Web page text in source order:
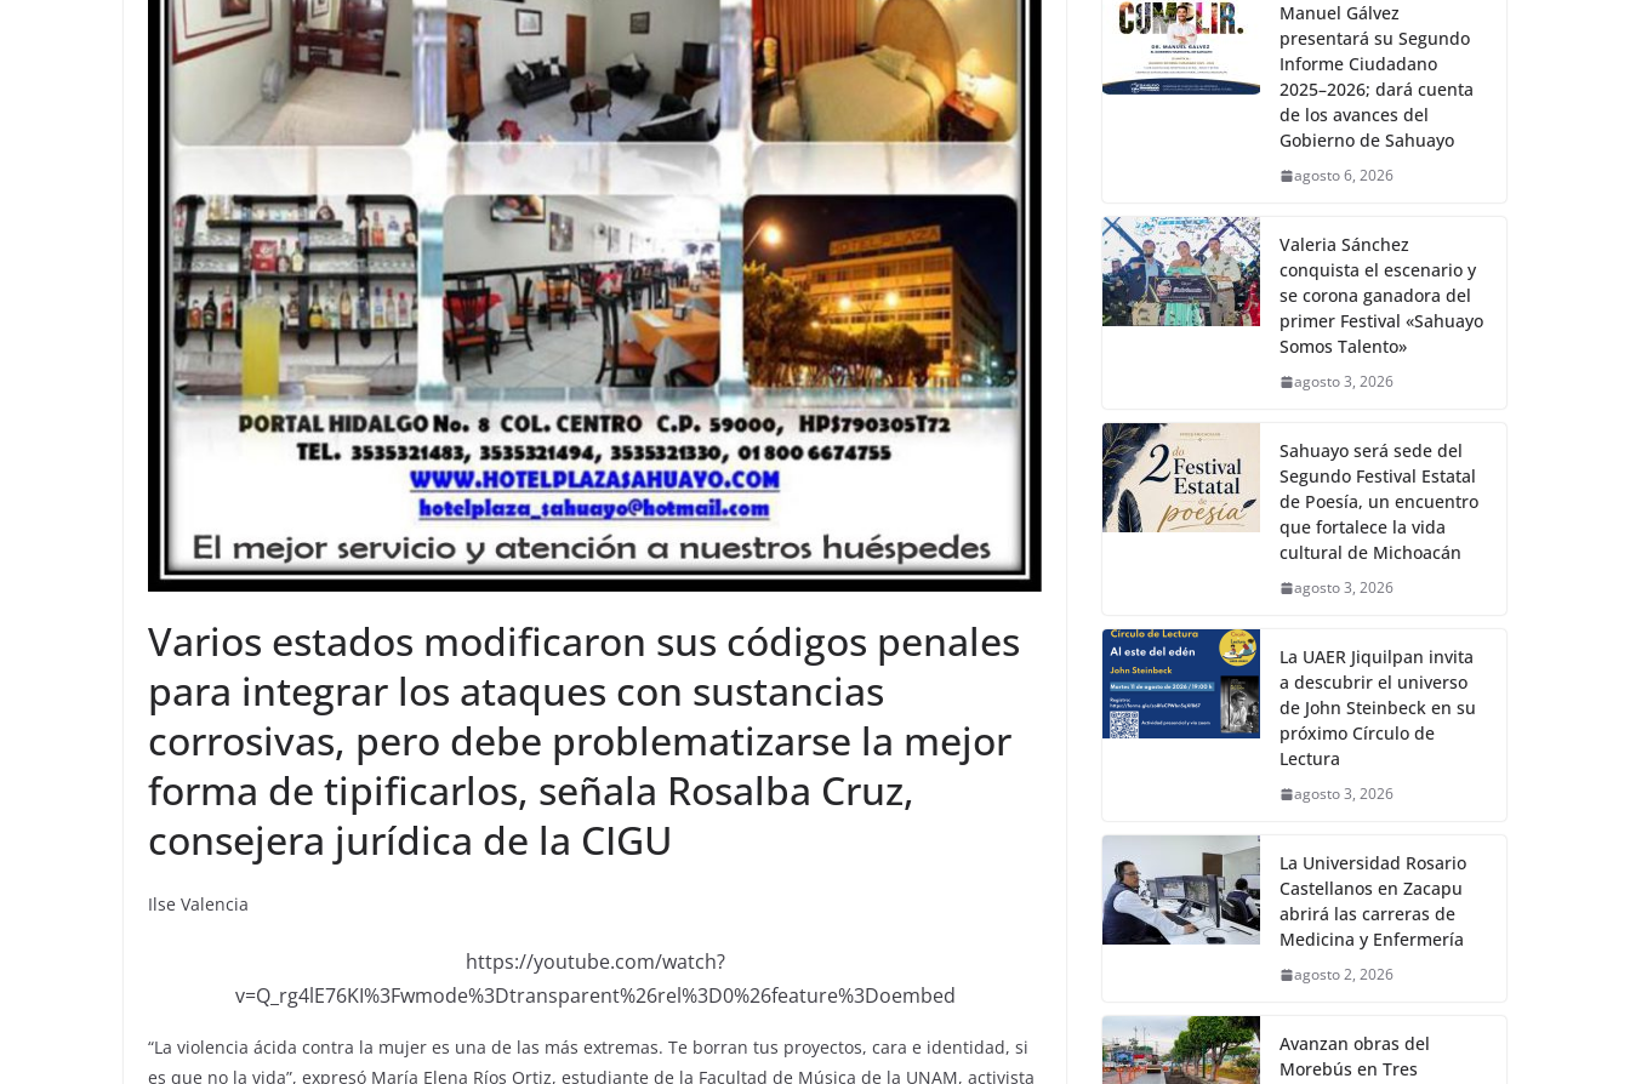
Varios estados modificaron sus códigos penales
para integrar los ataques con sustancias
corrosivas, pero debe problematizarse la mejor
forma de tipificarlos, señala Rosalba Cruz,
consejera jurídica de la CIGU
Ilse Valencia
https://youtube.com/watch?
v=Q_rg4lE76KI%3Fwmode%3Dtransparent%26rel%3D0%26feature%3Doembed
“La violencia ácida contra la mujer es una de las más extremas. Te borran tus proyectos, cara e identidad, si
es que no la vida”, expresó María Elena Ríos Ortiz, estudiante de la Facultad de Música de la UNAM, activista
Manuel Gálvez
presentará su Segundo
Informe Ciudadano
2025–2026; dará cuenta
de los avances del
Gobierno de Sahuayo
agosto 6, 2026
Valeria Sánchez
conquista el escenario y
se corona ganadora del
primer Festival «Sahuayo
Somos Talento»
agosto 3, 2026
Sahuayo será sede del
Segundo Festival Estatal
de Poesía, un encuentro
que fortalece la vida
cultural de Michoacán
agosto 3, 2026
La UAER Jiquilpan invita
a descubrir el universo
de John Steinbeck en su
próximo Círculo de
Lectura
agosto 3, 2026
La Universidad Rosario
Castellanos en Zacapu
abrirá las carreras de
Medicina y Enfermería
agosto 2, 2026
Avanzan obras del
Morebús en Tres